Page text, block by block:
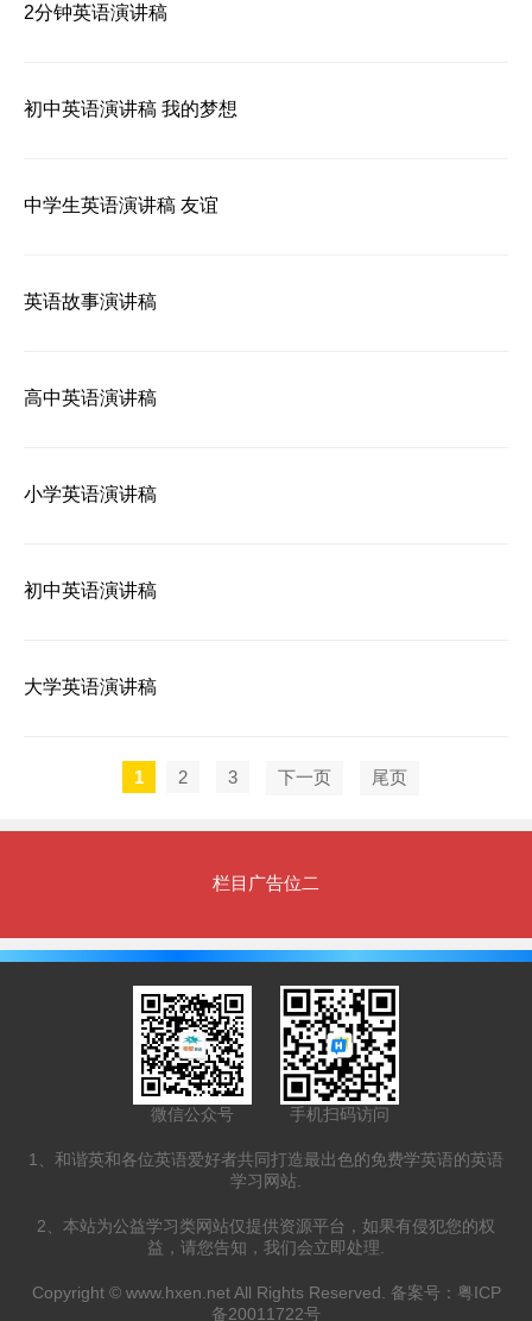
2分钟英语演讲稿
初中英语演讲稿 我的梦想
中学生英语演讲稿 友谊
英语故事演讲稿
高中英语演讲稿
小学英语演讲稿
初中英语演讲稿
大学英语演讲稿
1 2 3 下一页 尾页
栏目广告位二
微信公众号 手机扫码访问
1、和谐英和各位英语爱好者共同打造最出色的免费学英语的英语
学习网站.
2、本站为公益学习类网站仅提供资源平台，如果有侵犯您的权
益，请您告知，我们会立即处理.
Copyright © www.hxen.netAll Rights Reserved. 备案号： 粤ICP
备20011722号